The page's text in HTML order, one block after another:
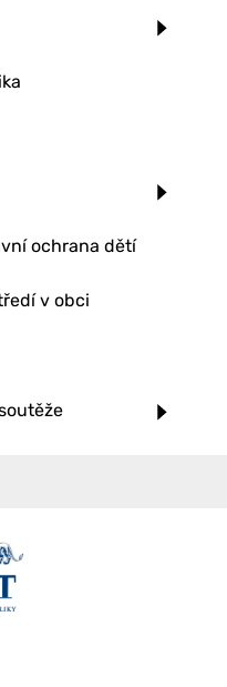
ochrana dětí
v obci